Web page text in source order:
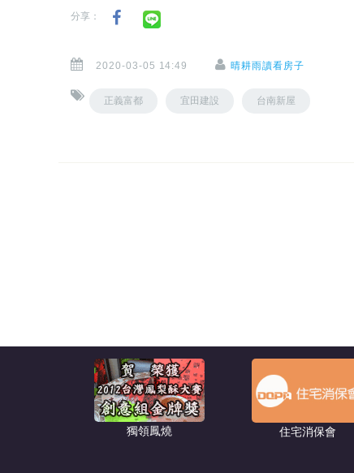
分享：
2020-03-05 14:49 晴耕雨讀看房子
正義富都 宜田建設 台南新屋
獨領鳳燒 住宅消保會